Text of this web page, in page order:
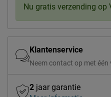
Nu gratis verzending op
Klantenservice
Neem contact op met één
2 jaar garantie